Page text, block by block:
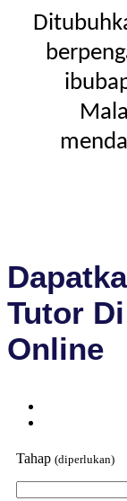
Tutor
Online
Tahap (diperlukan)